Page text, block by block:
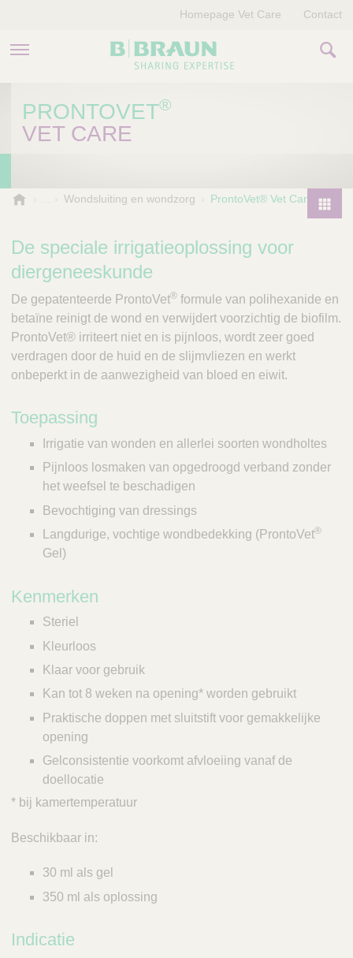
PRODUCTEN EN THERAPIEËN
OVER ONS
Homepage Vet Care Contact
PRONTOVET®
VET CARE
P
u
c
F
i
r
u
n
V
C
a
e
Wondsluiting en wondzorg ProntoVet® Vet Care
De speciale irrigatieoplossing voor
diergeneeskunde
De gepatenteerde ProntoVet® formule van polihexanide en
betaïne reinigt de wond en verwijdert voorzichtig de biofilm.
ProntoVet® irriteert niet en is pijnloos, wordt zeer goed
verdragen door de huid en de slijmvliezen en werkt
onbeperkt in de aanwezigheid van bloed en eiwit.
Toepassing
Irrigatie van wonden en allerlei soorten wondholtes
Pijnloos losmaken van opgedroogd verband zonder
het weefsel te beschadigen
Bevochtiging van dressings
Langdurige, vochtige wondbedekking (ProntoVet®
Gel)
Kenmerken
Steriel
Kleurloos
Klaar voor gebruik
Kan tot 8 weken na opening* worden gebruikt
Praktische doppen met sluitstift voor gemakkelijke
opening
Gelconsistentie voorkomt afvloeiing vanaf de
doellocatie
* bij kamertemperatuur
Beschikbaar in:
30 ml als gel
350 ml als oplossing
Indicatie